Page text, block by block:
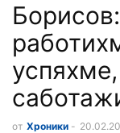
от Хроники -